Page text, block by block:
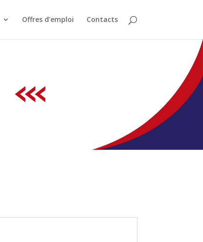
Offres d’emploi Contacts